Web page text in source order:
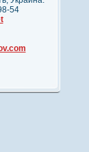
54